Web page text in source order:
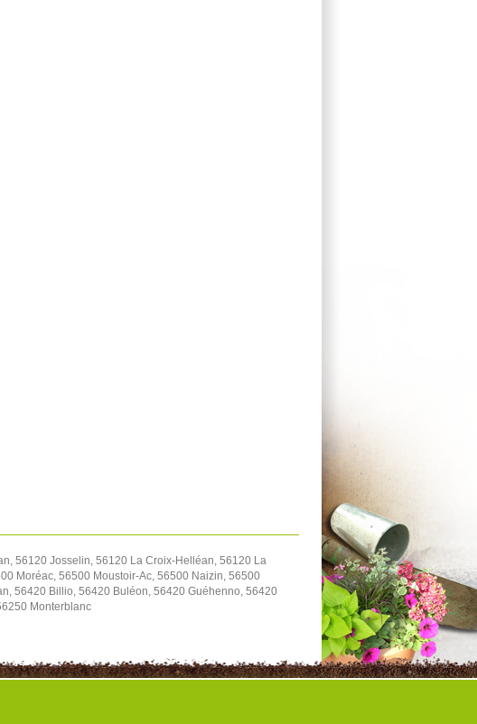
56120 Josselin, 56120 La Croix-Helléan, 56120 La
Moréac, 56500 Moustoir-Ac, 56500 Naizin, 56500
56420 Billio, 56420 Buléon, 56420 Guéhenno, 56420
Monterblanc